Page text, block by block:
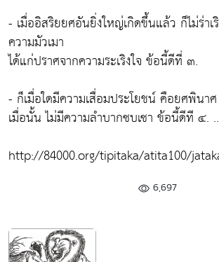
- เมื่ออิสริยยศอันยิ่งใหญ่เกิดขึ้นแล้ว ก็ไม่ร่าเ
ความมัวเมา
ได้แก่ปราศจากความระเริงใจ ข้อนี้ดีที่ ๓.
- ก็เมื่อใดมีความเสื่อมประโยชน์ คือยศพินาศ
เมื่อนั้น ไม่มีความลำบากซบเซา ข้อนี้ดีที ๔.
http://84000.org/tipitaka/atita100/
6,697